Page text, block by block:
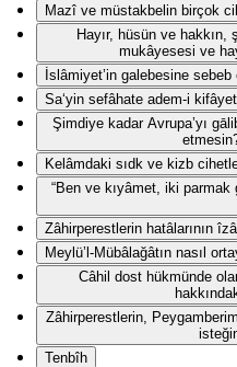
Mazî ve müstakbelin birçok
Hayır, hüsün ve
mukâyesesi ve
İslâmiyet’in galebesine
Sa‘yin sefâhate adem-i
Şimdiye kadar Avrupa’yı
Kelâmdaki sıdk ve kizb
“Ben ve kıyâmet, iki
Zâhirperestlerin hatâlarının
Meylü’l-Mübâlağâtın nasıl
Câhil dost hükmünde
Zâhirperestlerin,
Tenbîh